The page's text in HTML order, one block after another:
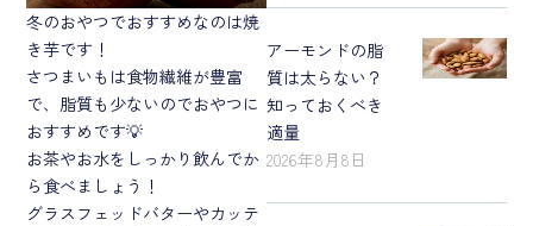
冬のおやつでおすすめなのは焼
き芋です！
さつまいもは食物繊維が豊富
で、脂質も少ないのでおやつに
おすすめです💡
お茶やお水をしっかり飲んでか
ら食べましょう！
グラスフェッドバターやカッテ
アーモンドの脂
質は太らない？
知っておくべき
適量
2026年8月8日